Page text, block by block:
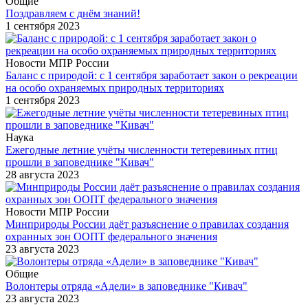
Поздравляем с днём знаний!
1 сентября 2023
Новости МПР России
Баланс с природой: с 1 сентября заработает закон о рекреации
на особо охраняемых природных территориях
1 сентября 2023
Наука
Ежегодные летние учёты численности тетеревиных птиц
прошли в заповеднике "Кивач"
28 августа 2023
Новости МПР России
Минприроды России даёт разъяснение о правилах создания
охранных зон ООПТ федерального значения
23 августа 2023
Общие
Волонтеры отряда «Адели» в заповеднике "Кивач"
23 августа 2023